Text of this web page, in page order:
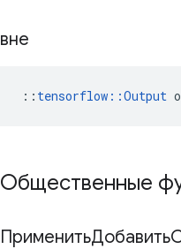
вне
:: tensorflow::Output
Общественные